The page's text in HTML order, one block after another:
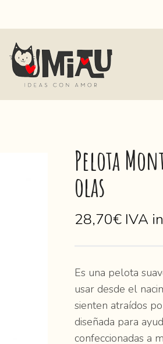
Pelota
olas
28,70€ IVA
Es una pelota
usar desde el
sienten atraídos
diseñada para
confeccionadas a